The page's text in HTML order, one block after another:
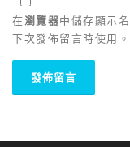
在瀏覽器中儲存顯示
下次發佈留言時使用。